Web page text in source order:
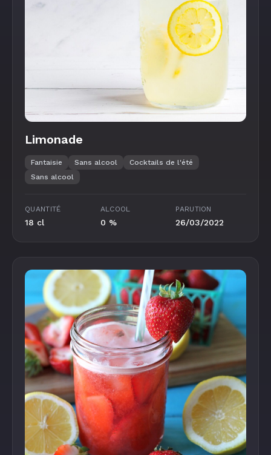
Limonade
Fantaisie Sans alcool
Cocktails de l'été
Sans alcool
QUANTITÉ
18 cl
ALCOOL
0 %
PARUTION
26/03/2022